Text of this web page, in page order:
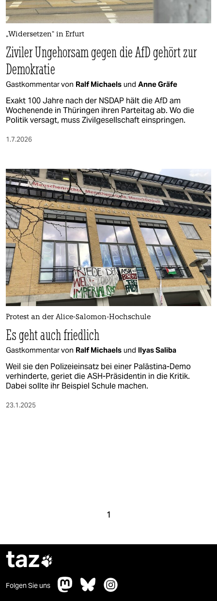
nord
wahrheit
verlag
verlag
veranstaltungen
shop
fragen & hilfe
abo
genossenschaft
epaper login
„Widersetzen“ in Erfurt
Ziviler Ungehorsam gegen die AfD gehört zur
Demokratie
Gastkommentar von Ralf Michaels und Anne Gräfe
Exakt 100 Jahre nach der NSDAP hält die AfD am
Wochenende in Thüringen ihren Parteitag ab. Wo die
Politik versagt, muss Zivilgesellschaft einspringen.
1.7.2026
Protest an der Alice-Salomon-Hochschule
Es geht auch friedlich
Gastkommentar von Ralf Michaels und Ilyas Saliba
Weil sie den Polizeieinsatz bei einer Palästina-Demo
verhinderte, geriet die ASH-Präsidentin in die Kritik.
Dabei sollte ihr Beispiel Schule machen.
23.1.2025
1
taz
Folgen Sie uns